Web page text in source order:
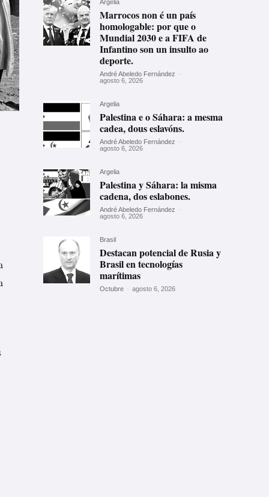
Argelia
Marrocos non é un país
homologable: por que o
Mundial 2030 e a FIFA de
Infantino son un insulto ao
deporte.
André Abeledo Fernández -
agosto 6, 2026
Argelia
Palestina e o Sáhara: a mesma
cadea, dous eslavóns.
André Abeledo Fernández -
agosto 6, 2026
Argelia
Palestina y Sáhara: la misma
cadena, dos eslabones.
André Abeledo Fernández -
agosto 6, 2026
Brasil
Destacan potencial de Rusia y
Brasil en tecnologías
marítimas
Octubre - agosto 6, 2026